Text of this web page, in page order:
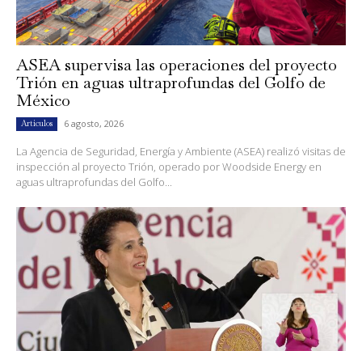
ASEA supervisa las operaciones del proyecto
Trión en aguas ultraprofundas del Golfo de
México
Artículos 6 agosto, 2026
La Agencia de Seguridad, Energía y Ambiente (ASEA) realizó visitas de
inspección al proyecto Trión, operado por Woodside Energy en
aguas ultraprofundas del Golfo...